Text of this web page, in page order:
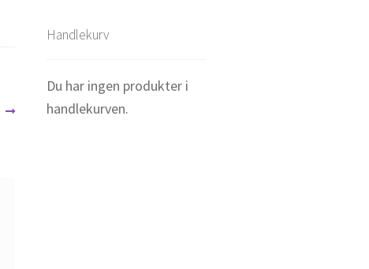
Handlekurv
Du har ingen produkter i
handlekurven.